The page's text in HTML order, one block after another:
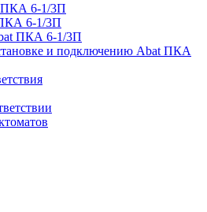
ПКА 6-1/3П
6-1/3П
ПКА 6-1/3П
и подключению Abat ПКА